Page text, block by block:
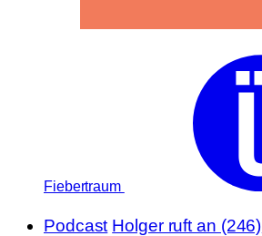
Fiebertraum
Podcast Holger ruft an (246)